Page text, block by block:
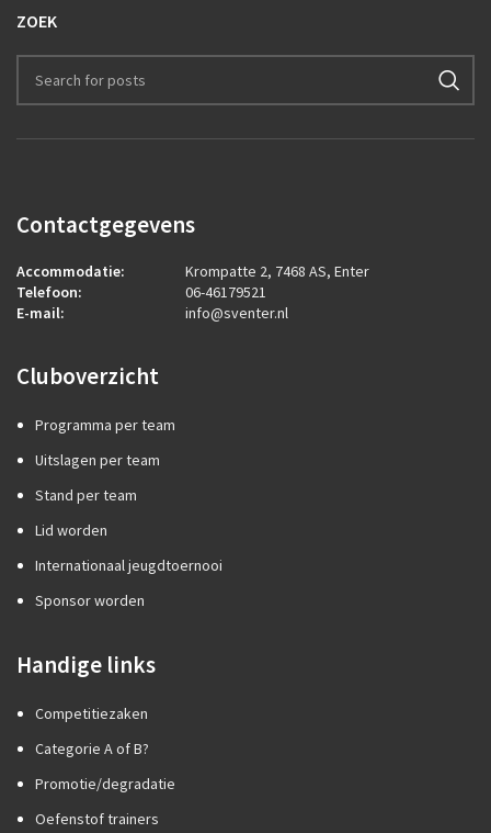
ZOEK
Contactgegevens
Accommodatie:
Krompatte 2, 7468 AS, Enter
Telefoon:
06-46179521
E-mail:
info@sventer.nl
Cluboverzicht
Programma per team
Uitslagen per team
Stand per team
Lid worden
Internationaal jeugdtoernooi
Sponsor worden
Handige links
Competitiezaken
Categorie A of B?
Promotie/degradatie
Oefenstof trainers